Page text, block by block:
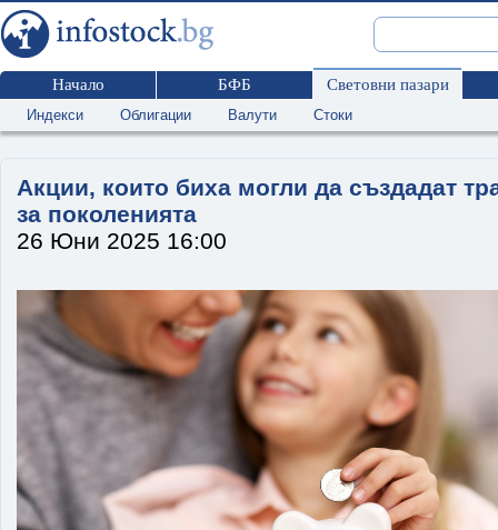
Начало БФБ Световни пазари
Индекси Облигации Валути Стоки
Акции, които биха могли да създадат
за поколенията
26 Юни 2025 16:00